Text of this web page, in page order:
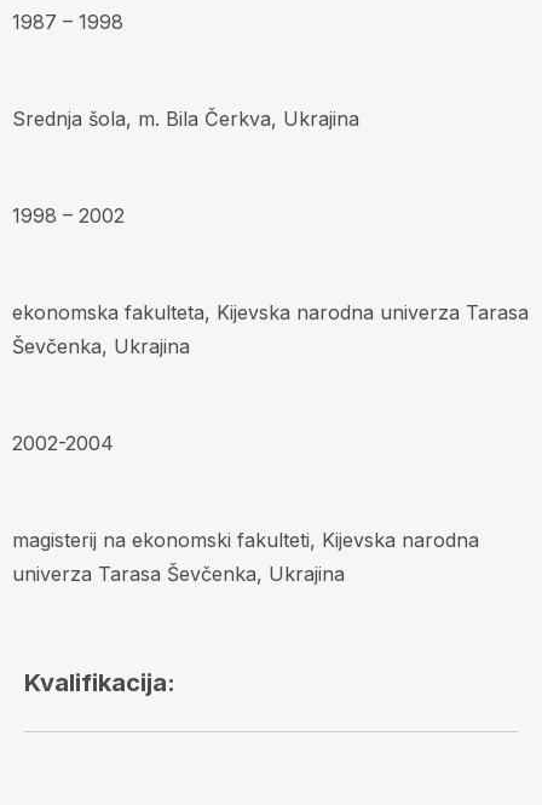
1987 – 1998
Srednja šola, m. Bila Čerkva, Ukrajina
1998 – 2002
ekonomska fakulteta, Kijevska narodna univerza Tarasa
Ševčenka, Ukrajina
2002-2004
magisterij na ekonomski fakulteti, Kijevska narodna
univerza Tarasa Ševčenka, Ukrajina
Kvalifikacija: